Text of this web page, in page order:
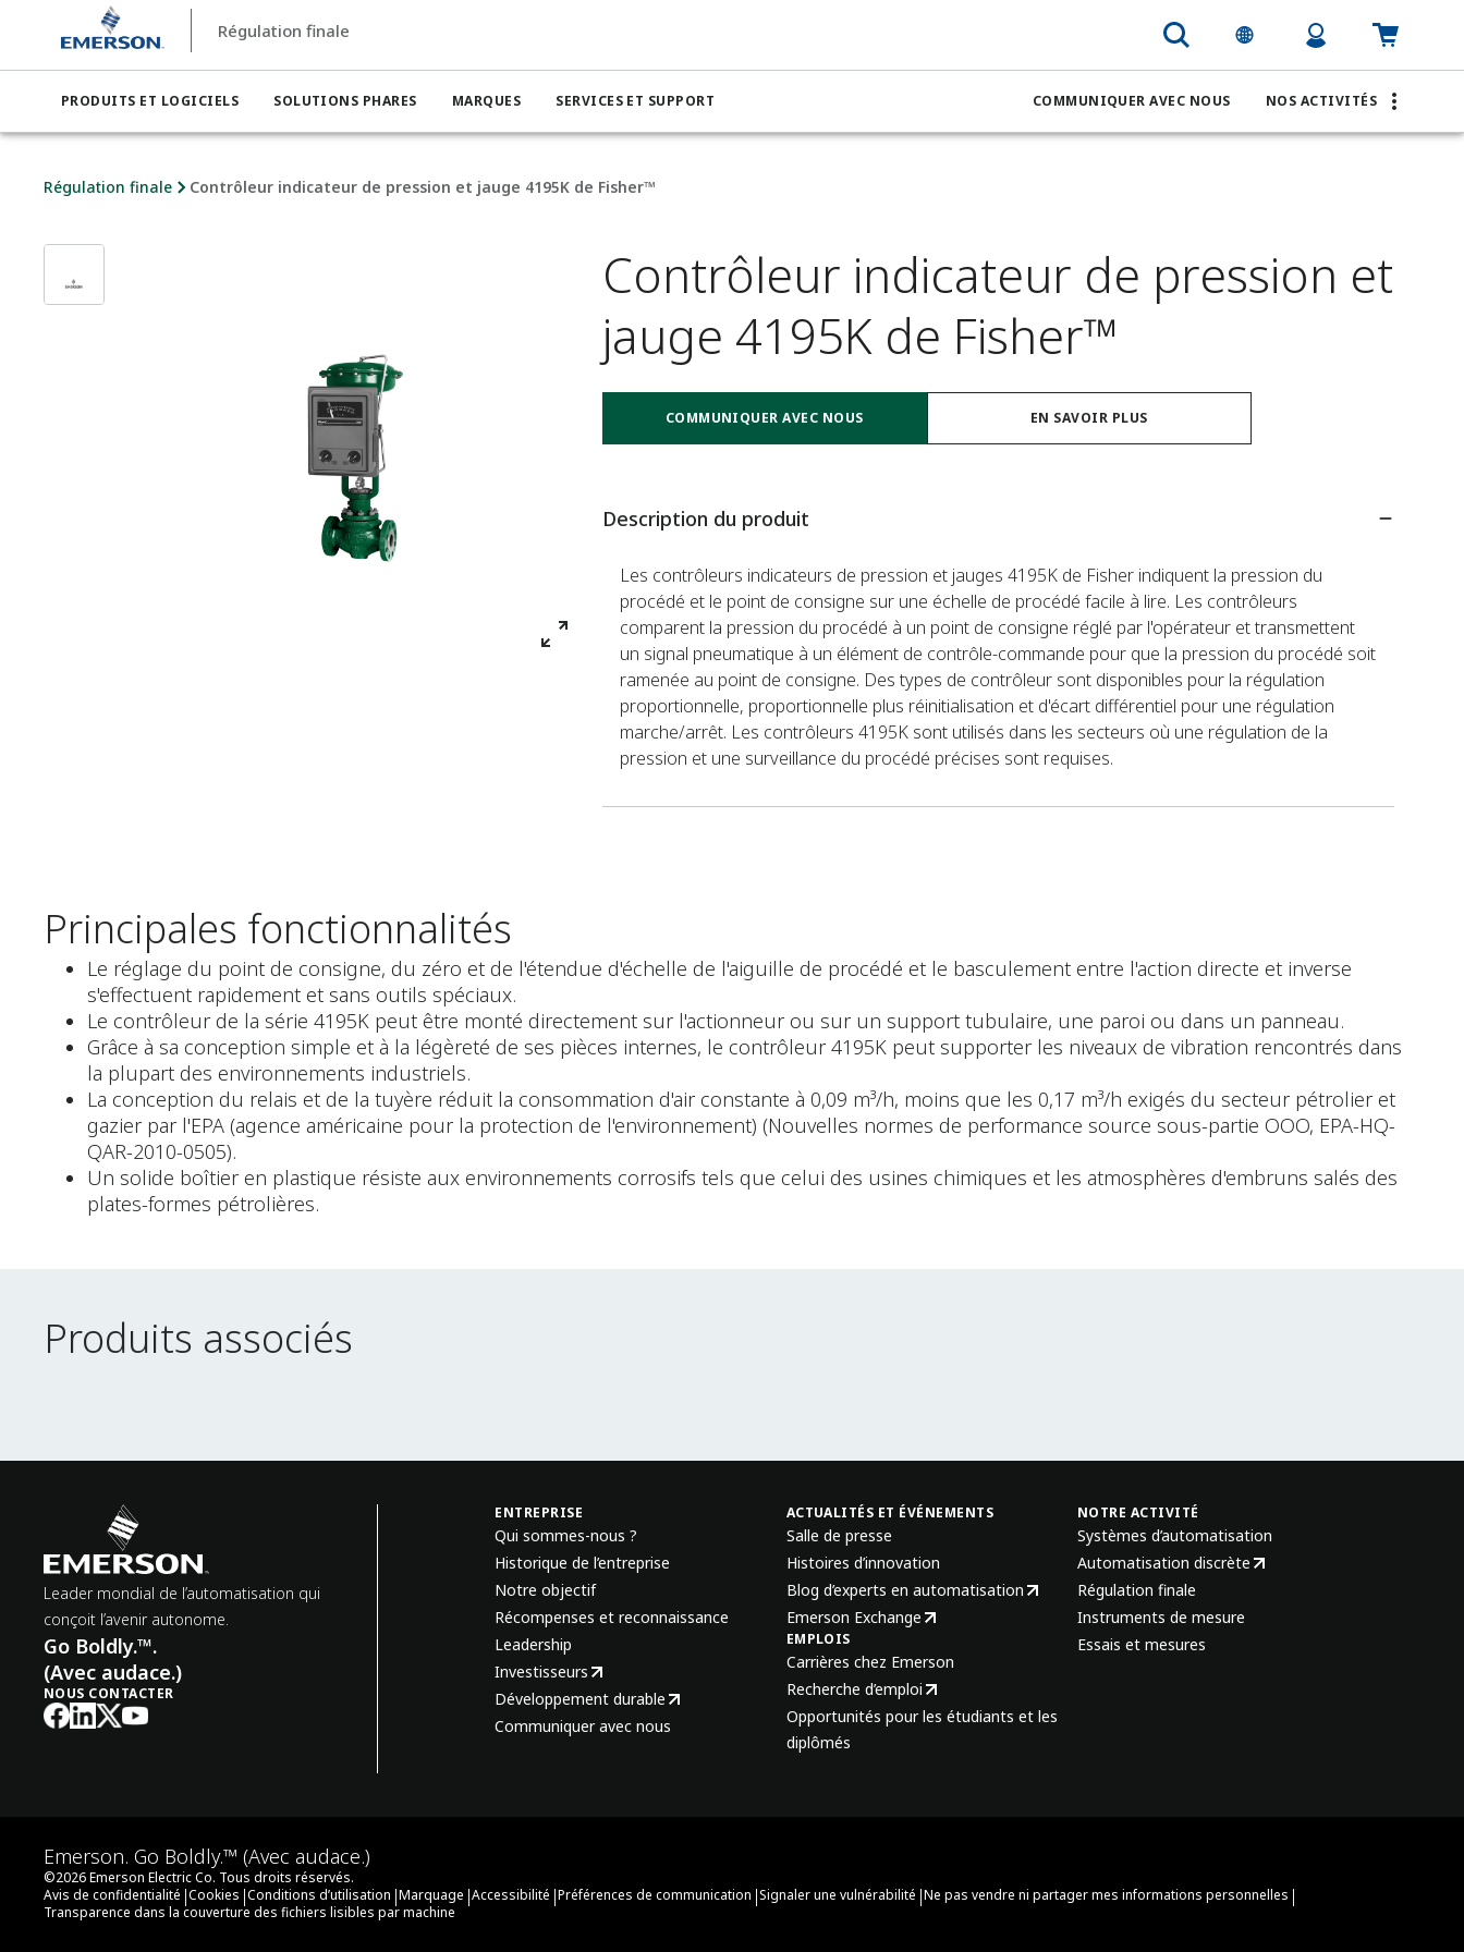
Régulation finale
PRODUITS ET LOGICIELS SOLUTIONS PHARES MARQUES SERVICES ET SUPPORT COMMUNIQUER AVEC NOUS NOS ACTIVITÉS
Régulation finale Contrôleur indicateur de pression et jauge 4195K de Fisher™
Contrôleur indicateur de pression et
jauge 4195K de Fisher™
COMMUNIQUER AVEC NOUS EN SAVOIR PLUS
Description du produit
Les contrôleurs indicateurs de pression et jauges 4195K de Fisher indiquent la pression du
procédé et le point de consigne sur une échelle de procédé facile à lire. Les contrôleurs
comparent la pression du procédé à un point de consigne réglé par l'opérateur et transmettent
un signal pneumatique à un élément de contrôle-commande pour que la pression du procédé soit
ramenée au point de consigne. Des types de contrôleur sont disponibles pour la régulation
proportionnelle, proportionnelle plus réinitialisation et d'écart différentiel pour une régulation
marche/arrêt. Les contrôleurs 4195K sont utilisés dans les secteurs où une régulation de la
pression et une surveillance du procédé précises sont requises.
Principales fonctionnalités
Le réglage du point de consigne, du zéro et de l'étendue d'échelle de l'aiguille de procédé et le basculement entre l'action directe et inverse
s'effectuent rapidement et sans outils spéciaux.
Le contrôleur de la série 4195K peut être monté directement sur l'actionneur ou sur un support tubulaire, une paroi ou dans un panneau.
Grâce à sa conception simple et à la légèreté de ses pièces internes, le contrôleur 4195K peut supporter les niveaux de vibration rencontrés dans
la plupart des environnements industriels.
La conception du relais et de la tuyère réduit la consommation d'air constante à 0,09 m³/h, moins que les 0,17 m³/h exigés du secteur pétrolier et
gazier par l'EPA (agence américaine pour la protection de l'environnement) (Nouvelles normes de performance source sous-partie OOO, EPA-HQ-
QAR-2010-0505).
Un solide boîtier en plastique résiste aux environnements corrosifs tels que celui des usines chimiques et les atmosphères d'embruns salés des
plates-formes pétrolières.
Produits associés
Produits associés
Leader mondial de l’automatisation qui
conçoit l’avenir autonome.
Go Boldly.™.
(Avec audace.)
NOUS CONTACTER
ENTREPRISE
Qui sommes-nous ?
Historique de l’entreprise
Notre objectif
Récompenses et reconnaissance
Leadership
Investisseurs
Développement durable
Communiquer avec nous
ACTUALITÉS ET ÉVÉNEMENTS
Salle de presse
Histoires d’innovation
Blog d’experts en automatisation
Emerson Exchange
EMPLOIS
Carrières chez Emerson
Recherche d’emploi
Opportunités pour les étudiants et les
diplômés
NOTRE ACTIVITÉ
Systèmes d’automatisation
Automatisation discrète
Régulation finale
Instruments de mesure
Essais et mesures
Emerson. Go Boldly.™ (Avec audace.)
©2026Emerson Electric Co. Tous droits réservés.
Avis de confidentialité |Cookies |Conditions d’utilisation |Marquage |Accessibilité |Préférences de communication |Signaler une vulnérabilité |Ne pas vendre ni partager mes informations personnelles |
Transparence dans la couverture des fichiers lisibles par machine